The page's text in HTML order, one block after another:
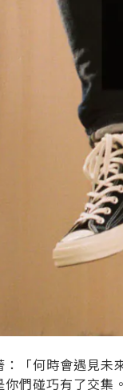
「何時會遇見
們碰巧有了交集